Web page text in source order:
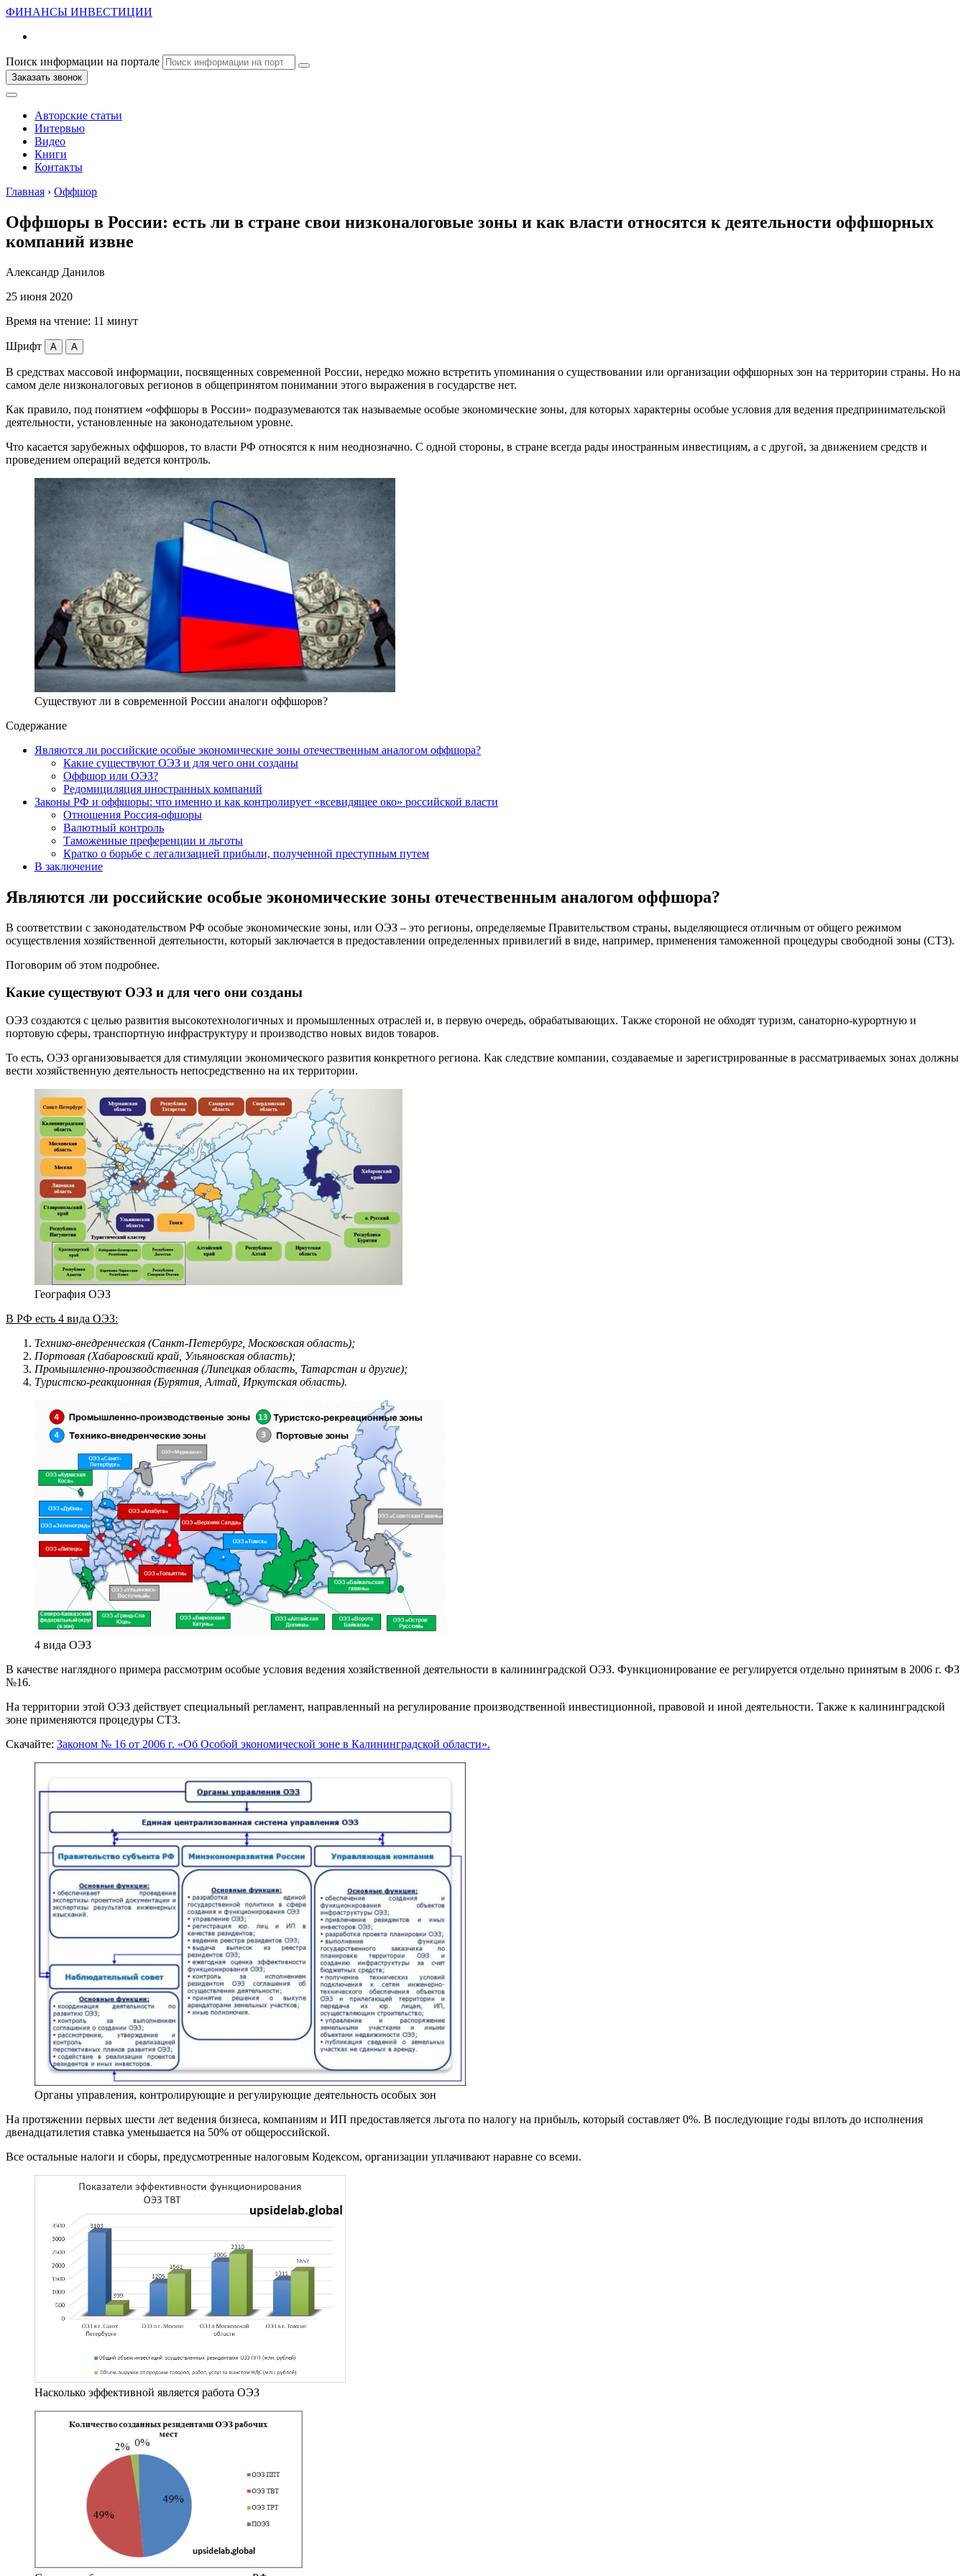
ФИНАНСЫ ИНВЕСТИЦИИ
Поиск информации на портале
Заказать звонок
Авторские статьи
Интервью
Видео
Книги
Контакты
Главная › Оффшор
Оффшоры в России: есть ли в стране свои низконалоговые зоны и как власти относятся к деятельности оффшорных
компаний извне
Александр Данилов
25 июня 2020
Время на чтение: 11 минут
Шрифт A A
В средствах массовой информации, посвященных современной России, нередко можно встретить упоминания о существовании или организации оффшорных зон на территории страны. Но на
самом деле низконалоговых регионов в общепринятом понимании этого выражения в государстве нет.
Как правило, под понятием «оффшоры в России» подразумеваются так называемые особые экономические зоны, для которых характерны особые условия для ведения предпринимательской
деятельности, установленные на законодательном уровне.
Что касается зарубежных оффшоров, то власти РФ относятся к ним неоднозначно. С одной стороны, в стране всегда рады иностранным инвестициям, а с другой, за движением средств и
проведением операций ведется контроль.
Существуют ли в современной России аналоги оффшоров?
Содержание
Являются ли российские особые экономические зоны отечественным аналогом оффшора?
Какие существуют ОЭЗ и для чего они созданы
Оффшор или ОЭЗ?
Редомициляция иностранных компаний
Законы РФ и оффшоры: что именно и как контролирует «всевидящее око» российской власти
Отношения Россия-офшоры
Валютный контроль
Таможенные преференции и льготы
Кратко о борьбе с легализацией прибыли, полученной преступным путем
В заключение
Являются ли российские особые экономические зоны отечественным аналогом оффшора?
В соответствии с законодательством РФ особые экономические зоны, или ОЭЗ – это регионы, определяемые Правительством страны, выделяющиеся отличным от общего режимом
осуществления хозяйственной деятельности, который заключается в предоставлении определенных привилегий в виде, например, применения таможенной процедуры свободной зоны (СТЗ).
Поговорим об этом подробнее.
Какие существуют ОЭЗ и для чего они созданы
ОЭЗ создаются с целью развития высокотехнологичных и промышленных отраслей и, в первую очередь, обрабатывающих. Также стороной не обходят туризм, санаторно-курортную и
портовую сферы, транспортную инфраструктуру и производство новых видов товаров.
То есть, ОЭЗ организовывается для стимуляции экономического развития конкретного региона. Как следствие компании, создаваемые и зарегистрированные в рассматриваемых зонах должны
вести хозяйственную деятельность непосредственно на их территории.
География ОЭЗ
В РФ есть 4 вида ОЭЗ:
Технико-внедренческая (Санкт-Петербург, Московская область);
Портовая (Хабаровский край, Ульяновская область);
Промышленно-производственная (Липецкая область, Татарстан и другие);
Туристско-реакционная (Бурятия, Алтай, Иркутская область).
4 вида ОЭЗ
В качестве наглядного примера рассмотрим особые условия ведения хозяйственной деятельности в калининградской ОЭЗ. Функционирование ее регулируется отдельно принятым в 2006 г. ФЗ
№16.
На территории этой ОЭЗ действует специальный регламент, направленный на регулирование производственной инвестиционной, правовой и иной деятельности. Также к калининградской
зоне применяются процедуры СТЗ.
Скачайте: Законом № 16 от 2006 г. «Об Особой экономической зоне в Калининградской области».
Органы управления, контролирующие и регулирующие деятельность особых зон
На протяжении первых шести лет ведения бизнеса, компаниям и ИП предоставляется льгота по налогу на прибыль, который составляет 0%. В последующие годы вплоть до исполнения
двенадцатилетия ставка уменьшается на 50% от общероссийской.
Все остальные налоги и сборы, предусмотренные налоговым Кодексом, организации уплачивают наравне со всеми.
Насколько эффективной является работа ОЭЗ